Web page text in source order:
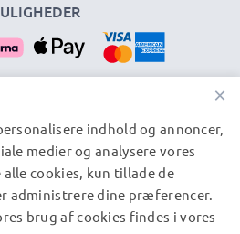
til Fuji-
★
genopladelige batterier af høj
Derfor giver vi dig en
og eksklusive
×
indhold og annoncer,
medier og analysere vores
cookies, kun tillade de
administrere dine præferencer.
brug af cookies findes i vores